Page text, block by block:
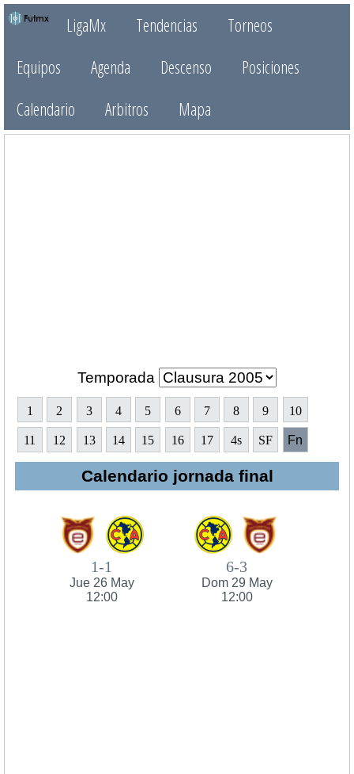
LigaMx Tendencias
Torneos
Equipos
Agenda Descenso
Posiciones
Calendario
Arbitros Mapa
Temporada
1 2 3 4 5 6 7 8 9 10
11 12 13 14 15 16 17 4s SF Fn
Calendario jornada final
1-1
Jue 26 May
12:00
6-3
Dom 29 May
12:00